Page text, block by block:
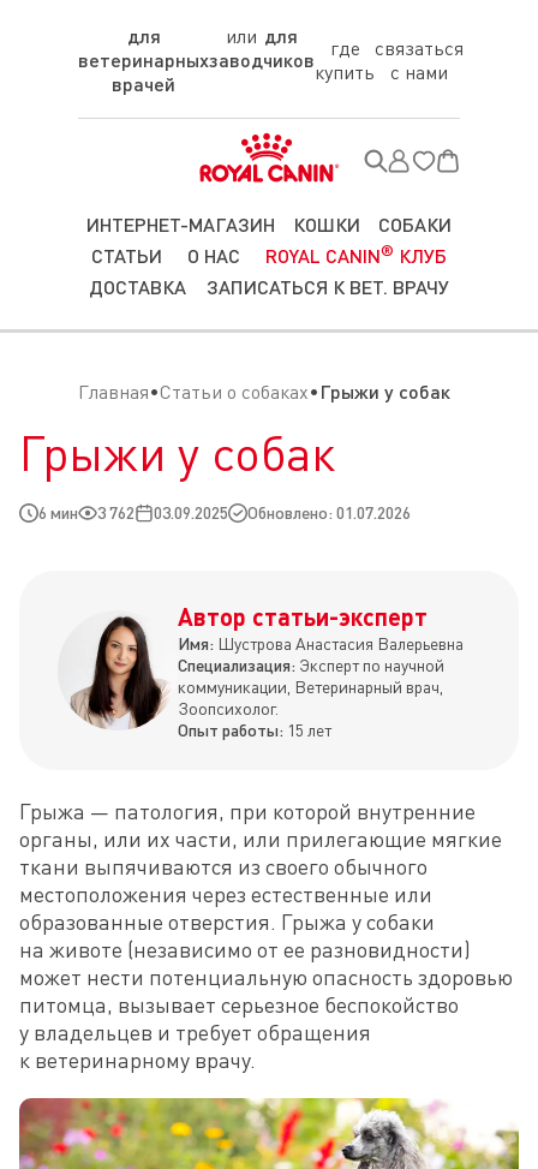
для
ветеринарных
врачей
для
заводчиков
где
купить
связаться
с нами
ИНТЕРНЕТ-МАГАЗИН КОШКИ
СОБАКИ
СТАТЬИ
О НАС ROYAL CANIN® КЛУБ
ДОСТАВКА
ЗАПИСАТЬСЯ К ВЕТ. ВРАЧУ
Главная Статьи о собаках Грыжи у собак
Грыжи у собак
6 мин 3 762 03.09.2025 Обновлено: 01.07.2026
Автор статьи-эксперт
Имя: Шустрова Анастасия Валерьевна
Специализация: Эксперт по научной
коммуникации, Ветеринарный врач,
Зоопсихолог.
Опыт работы: 15 лет
Грыжа — патология, при которой внутренние
органы, или их части, или прилегающие мягкие
ткани выпячиваются из своего обычного
местоположения через естественные или
образованные отверстия. Грыжа у собаки
на животе (независимо от ее разновидности)
может нести потенциальную опасность здоровью
питомца, вызывает серьезное беспокойство
у владельцев и требует обращения
к ветеринарному врачу.